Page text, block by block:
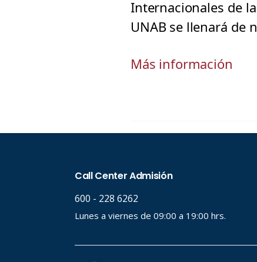
Internacionales de
UNAB se llenará de
Más información